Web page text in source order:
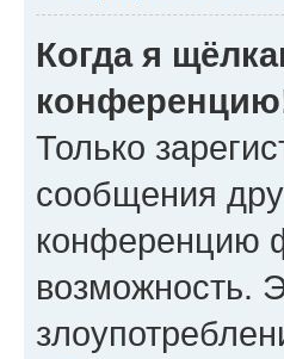
Когда я
Только
сообщения
конференцию
возможность.